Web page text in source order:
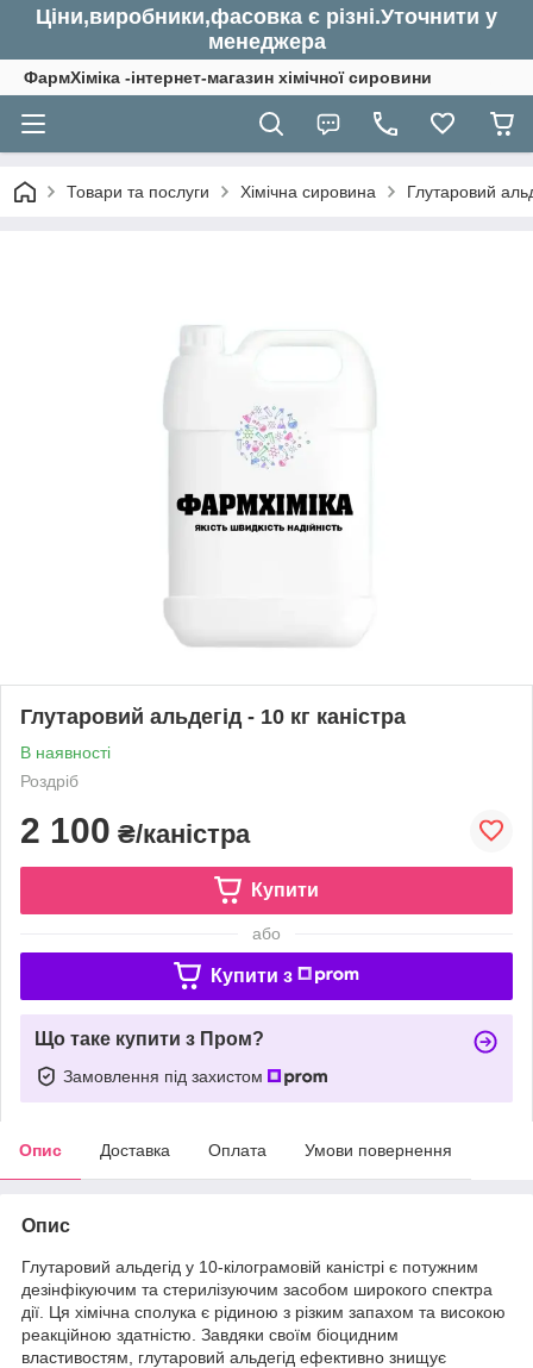
Ціни,виробники,фасовка є різні.Уточнити у
менеджера
ФармХіміка -інтернет-магазин хімічної сировини
Товари та послуги Хімічна сировина Глутаровий
Глутаровий альдегід - 10 кг каністра
В наявності
Роздріб
2 100 ₴/каністра
Купити
або
Купити з
Що таке купити з Пром?
Замовлення під захистом
Опис Доставка Оплата Умови повернення
Опис
Глутаровий альдегід у 10-кілограмовій каністрі є потужним
дезінфікуючим та стерилізуючим засобом широкого спектра
дії. Ця хімічна сполука є рідиною з різким запахом та високою
реакційною здатністю. Завдяки своїм біоцидним
властивостям, глутаровий альдегід ефективно знищує